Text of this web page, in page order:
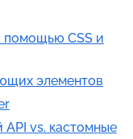
помощью CSS и
элементов
vs. кастомные